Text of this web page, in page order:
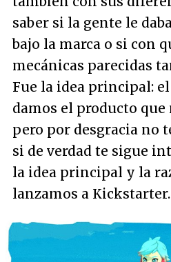
saber si la gente le
bajo la marca o si con
mecánicas parecidas
Fue la idea principal:
damos el producto
pero por desgracia no
si de verdad te sigue
la idea principal y la
lanzamos a Kickstarter.